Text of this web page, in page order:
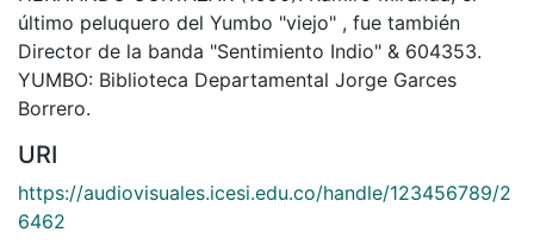
último peluquero del Yumbo "viejo" , fue también
Director de la banda "Sentimiento Indio" & 604353.
YUMBO: Biblioteca Departamental Jorge Garces
Borrero.
URI
https://audiovisuales.icesi.edu.co/handle/123456789/2
6462